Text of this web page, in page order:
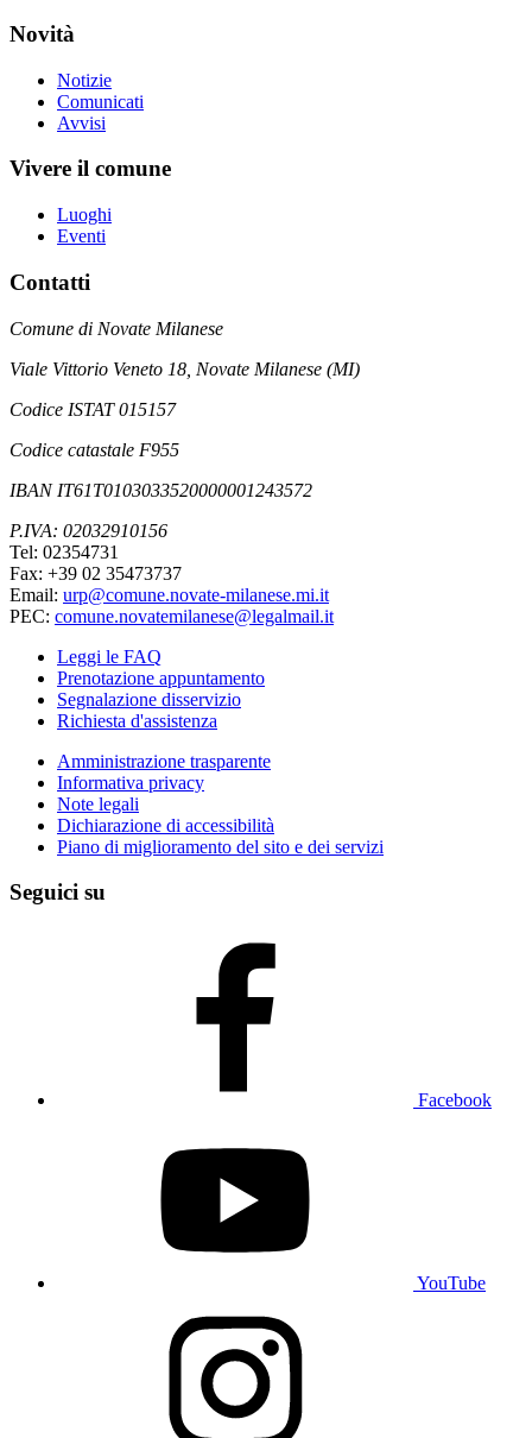
Novità
Notizie
Comunicati
Avvisi
Vivere il comune
Luoghi
Eventi
Contatti
Comune di Novate Milanese
Viale Vittorio Veneto 18, Novate Milanese (MI)
Codice ISTAT 015157
Codice catastale F955
IBAN IT61T0103033520000001243572
P.IVA: 02032910156
Tel: 02354731
Fax: +39 02 35473737
Email: urp@comune.novate-milanese.mi.it
PEC: comune.novatemilanese@legalmail.it
Leggi le FAQ
Prenotazione appuntamento
Segnalazione disservizio
Richiesta d'assistenza
Amministrazione trasparente
Informativa privacy
Note legali
Dichiarazione di accessibilità
Piano di miglioramento del sito e dei servizi
Seguici su
Facebook
YouTube